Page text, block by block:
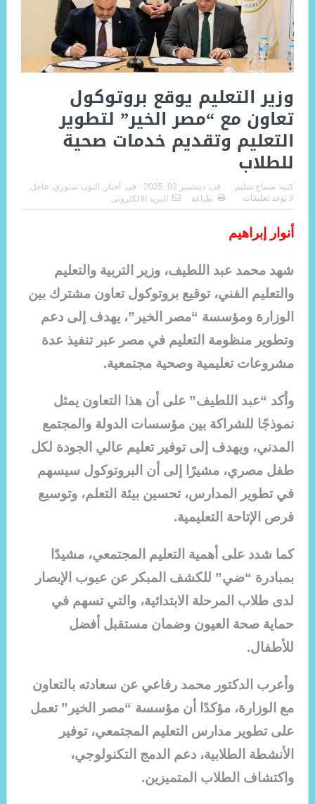
وزير التعليم يوقع بروتوكول
تعاون مع “مصر الخير” لتطوير
التعليم وتقديم خدمات صحية
للطلاب
كتبه: سماح سليم فى: ديسمبر 02, 2025 فى: أخبار , التوب ستوري, عاجل
لا يوجد تعليقات
طباعة البريد الالكترونى
أنوار إبراهيم
شهد محمد عبد اللطيف، وزير التربية والتعليم
والتعليم الفني، توقيع بروتوكول تعاون مشترك بين
الوزارة ومؤسسة “مصر الخير”، يهدف إلى دعم
وتطوير منظومة التعليم في مصر عبر تنفيذ عدة
مشروعات تعليمية وصحية مجتمعية.
وأكد “عبد اللطيف” على أن هذا التعاون يمثل
نموذجًا للشراكة بين مؤسسات الدولة والمجتمع
المدني، ويهدف إلى توفير تعليم عالي الجودة لكل
طفل مصري، مشيرًا إلى أن البروتوكول سيسهم
في تطوير المدارس، تحسين بيئة التعلم، وتوسيع
فرص الإتاحة التعليمية.
كما شدد على أهمية التعليم المجتمعي، مشيدًا
بمبادرة “ضي” للكشف المبكر عن عيوب الإبصار
لدى طلاب المرحلة الابتدائية، والتي تسهم في
حماية صحة العيون وضمان مستقبل أفضل
للأطفال.
وأعرب الدكتور محمد رفاعي عن سعادته بالتعاون
مع الوزارة، مؤكدًا أن مؤسسة “مصر الخير” تعمل
على تطوير مدارس التعليم المجتمعي، توفير
الأنشطة الطلابية، دعم الدمج التكنولوجي،
واكتشاف الطلاب المتميزين.